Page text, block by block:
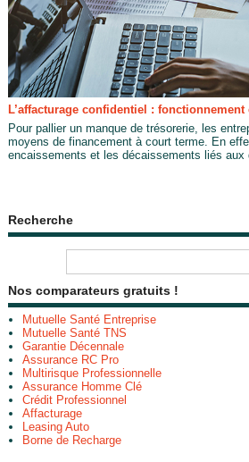
L’affacturage confidentiel : fonctionnement
Pour pallier un manque de trésorerie, les
moyens de financement à court terme. En
encaissements et les décaissements liés aux
Recherche
Nos comparateurs gratuits !
Mutuelle Santé Entreprise
Mutuelle Santé TNS
Garantie Décennale
Assurance RC Pro
Multirisque Professionnelle
Assurance Homme Clé
Crédit Professionnel
Affacturage
Leasing Auto
Borne de Recharge